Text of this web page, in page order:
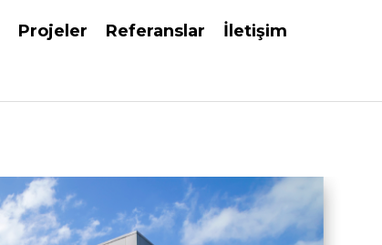
Projeler Referanslar İletişim